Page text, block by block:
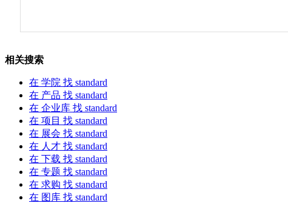
相关搜索
在 学院 找 standard
在 产品 找 standard
在 企业库 找 standard
在 项目 找 standard
在 展会 找 standard
在 人才 找 standard
在
下载 找 standard
在 专题 找 standard
在 求购 找 standard
在 图库 找 standard